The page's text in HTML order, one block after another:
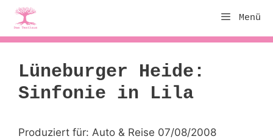
Zum
Inhalt
springen
Menü
Lüneburger Heide:
Sinfonie in Lila
Produziert für: Auto & Reise 07/08/2008